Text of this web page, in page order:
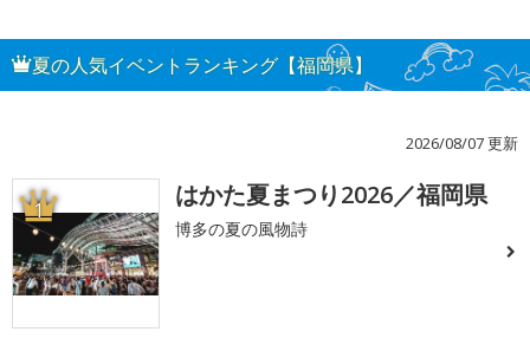
夏の人気イベントランキング【福岡県】
2026/08/07 更新
1 はかた夏まつり2026／福岡県
博多の夏の風物詩